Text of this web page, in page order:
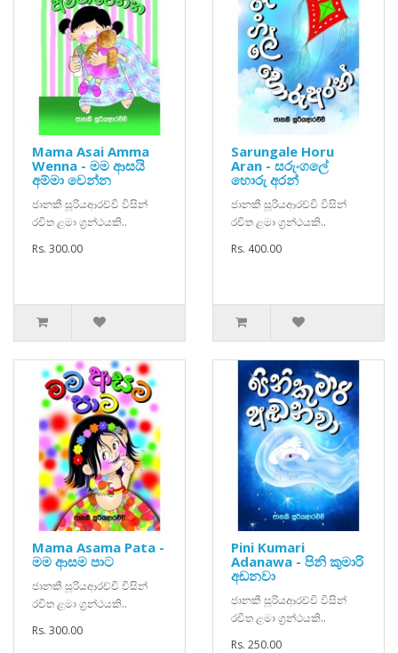
Mama Asai Amma
Wenna - මම ආසයි
අම්මා වෙන්න
ජානකී සූරියආරච්චි විසින්
රචිත ළමා ග්‍රන්ථයකි..
Rs. 300.00
Sarungale Horu
Aran - සරුංගලේ
හොරු අරන්
ජානකී සූරියආරච්චි විසින්
රචිත ළමා ග්‍රන්ථයකි..
Rs. 400.00
Mama Asama Pata -
මම ආසම පාට
ජානකී සූරියආරච්චි විසින්
රචිත ළමා ග්‍රන්ථයකි..
Rs. 300.00
Pini Kumari
Adanawa - පිනි කුමාරි
අඩනවා
ජානකී සූරියආරච්චි විසින්
රචිත ළමා ග්‍රන්ථයකි..
Rs. 250.00